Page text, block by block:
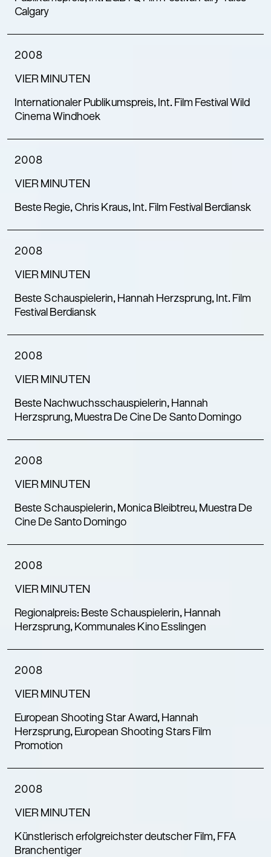
Calgary
2008
VIER MINUTEN
Internationaler Publikumspreis, Int. Film Festival Wild
Cinema Windhoek
2008
VIER MINUTEN
Beste Regie, Chris Kraus, Int. Film Festival Berdiansk
2008
VIER MINUTEN
Beste Schauspielerin, Hannah Herzsprung, Int. Film
Festival Berdiansk
2008
VIER MINUTEN
Beste Nachwuchsschauspielerin, Hannah
Herzsprung, Muestra De Cine De Santo Domingo
2008
VIER MINUTEN
Beste Schauspielerin, Monica Bleibtreu, Muestra De
Cine De Santo Domingo
2008
VIER MINUTEN
Regionalpreis: Beste Schauspielerin, Hannah
Herzsprung, Kommunales Kino Esslingen
2008
VIER MINUTEN
European Shooting Star Award, Hannah
Herzsprung, European Shooting Stars Film
Promotion
2008
VIER MINUTEN
Künstlerisch erfolgreichster deutscher Film, FFA
Branchentiger